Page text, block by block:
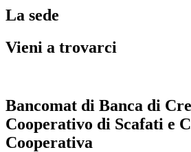
La sede
Vieni a trovarci
Bancomat di Banca di
Cooperativo di Scafati e
Cooperativa